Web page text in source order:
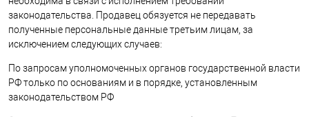
законодательства. Продавец обязуется не передавать
полученные персональные данные третьим лицам, за
исключением следующих случаев:
По запросам уполномоченных органов государственной власти
РФ только по основаниям и в порядке, установленным
законодательством РФ